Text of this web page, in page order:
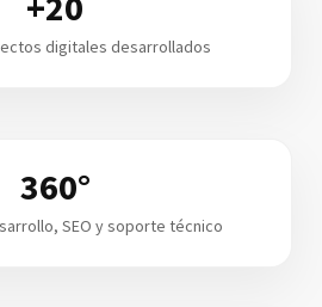
digitales desarrollados
360°
SEO y soporte técnico